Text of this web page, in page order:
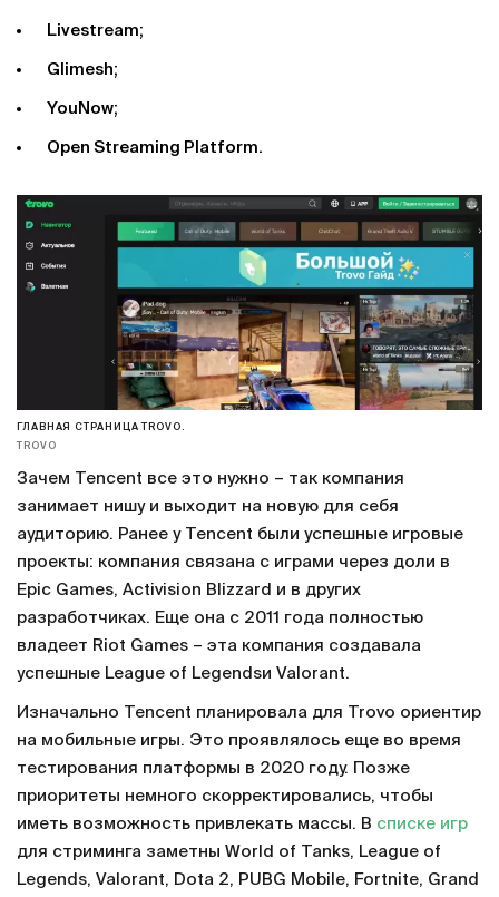
Livestream;
Glimesh;
YouNow;
Open Streaming Platform.
ГЛАВНАЯ СТРАНИЦА TROVO.
TROVO
Зачем Tencent все это нужно – так компания
занимает нишу и выходит на новую для себя
аудиторию. Ранее у Tencent были успешные игровые
проекты: компания связана с играми через доли в
Epic Games, Activision Blizzard и в других
разработчиках. Еще она c 2011 года полностью
владеет Riot Games – эта компания создавала
успешные League of Legendsи Valorant.
Изначально Tencent планировала для Trovo ориентир
на мобильные игры. Это проявлялось еще во время
тестирования платформы в 2020 году. Позже
приоритеты немного скорректировались, чтобы
иметь возможность привлекать массы. В списке игр
для стриминга заметны World of Tanks, League of
Legends, Valorant, Dota 2, PUBG Mobile, Fortnite, Grand